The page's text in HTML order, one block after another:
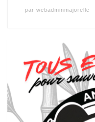
par webadminmajorelle